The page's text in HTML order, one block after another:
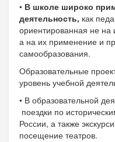
• В школе широко
деятельность, как
ориентированная не на
а на их применение и
самообразования.
Образовательные
уровень учебной
• В образовательной
поездки по
России, а также
посещение театров.